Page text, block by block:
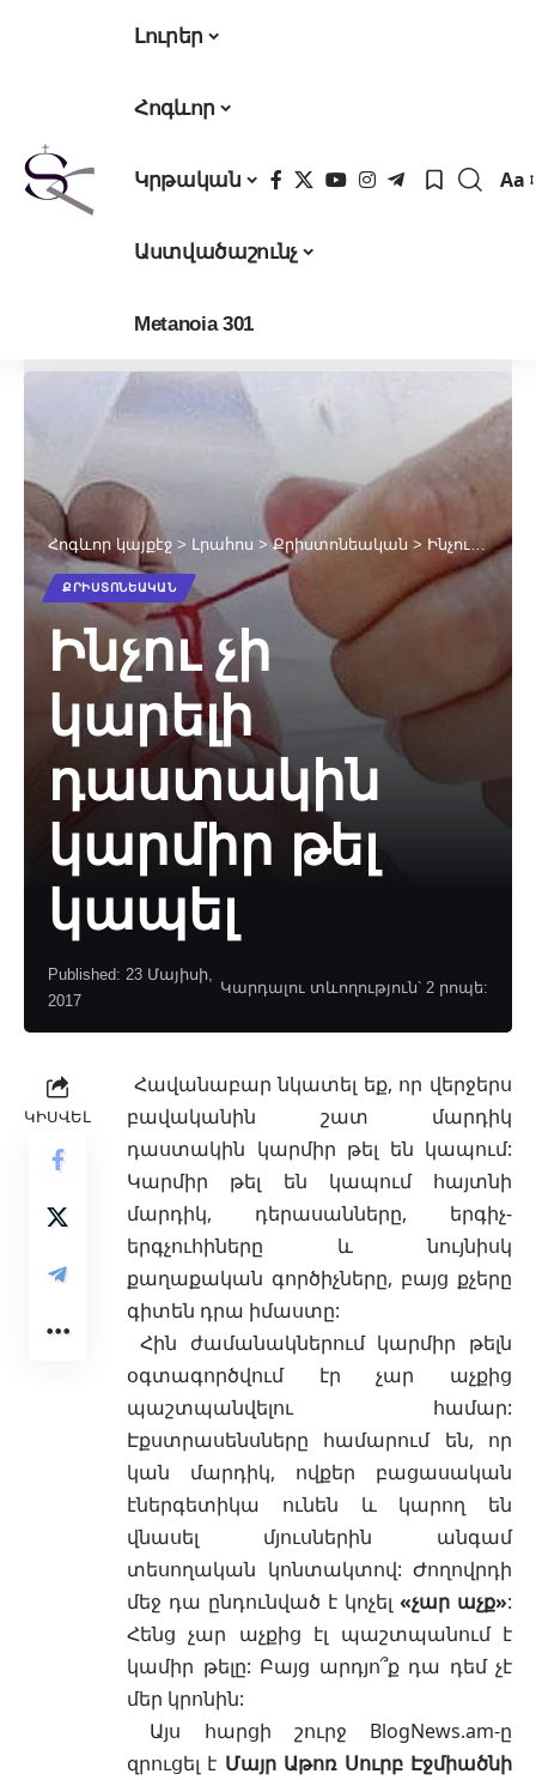
Լուրեր
Հոգևոր
Կրթական
Աստվածաշունչ
Metanoia 301
Aa
Հոգևոր կայքէջ > Լրահոս >Քրիստոնեական > Ինչու չի կարելի դաստակին կարմիր թել կապել
ՔՐԻՍՏՈՆԵԱԿԱՆ
Ինչու չի
կարելի
դաստակին
կարմիր թել
կապել
Published: 23 Մայիսի,
2017
Կարդալու տևողություն՝ 2 րոպե:
ԿԻՍՎԵԼ
Հավանաբար նկատել եք, որ վերջերս
բավականին շատ մարդիկ
դաստակին կարմիր թել են կապում:
Կարմիր թել են կապում հայտնի
մարդիկ, դերասանները, երգիչ-
երգչուհիները և նույնիսկ
քաղաքական գործիչները, բայց քչերը
գիտեն դրա իմաստը:
Հին ժամանակներում կարմիր թելն
օգտագործվում էր չար աչքից
պաշտպանվելու համար:
Էքստրասենսները համարում են, որ
կան մարդիկ, ովքեր բացասական
էներգետիկա ունեն և կարող են
վնասել մյուսներին անգամ
տեսողական կոնտակտով: Ժողովրդի
մեջ դա ընդունված է կոչել «չար աչք»:
Հենց չար աչքից էլ պաշտպանում է
կամիր թելը: Բայց արդյո՞ք դա դեմ չէ
մեր կրոնին:
Այս հարցի շուրջ BlogNews.am-ը
զրուցել է Մայր Աթոռ Սուրբ Էջմիածնի